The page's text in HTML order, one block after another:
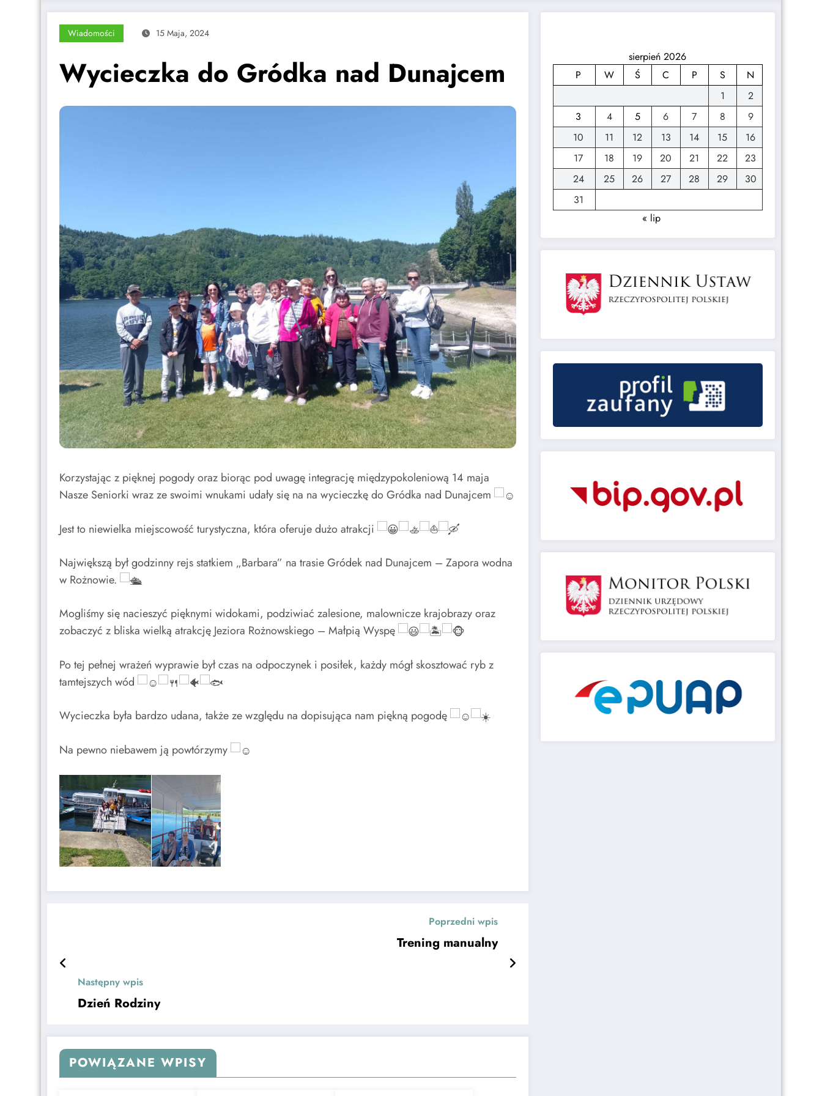
Wiadomości 15 Maja, 2024
Wycieczka do Gródka nad Dunajcem
Korzystając z pięknej pogody oraz biorąc pod uwagę integrację międzypokoleniową 14 maja
Nasze Seniorki wraz ze swoimi wnukami udały się na na wycieczkę do Gródka nad Dunajcem
Jest to niewielka miejscowość turystyczna, która oferuje dużo atrakcji
Największą był godzinny rejs statkiem „Barbara” na trasie Gródek nad Dunajcem – Zapora wodna
w Rożnowie.
Mogliśmy się nacieszyć pięknymi widokami, podziwiać zalesione, malownicze krajobrazy oraz
zobaczyć z bliska wielką atrakcję Jeziora Rożnowskiego – Małpią Wyspę
Po tej pełnej wrażeń wyprawie był czas na odpoczynek i posiłek, każdy mógł skosztować ryb z
tamtejszych wód
Wycieczka była bardzo udana, także ze względu na dopisująca nam piękną pogodę
Na pewno niebawem ją powtórzymy
Poprzedni wpis
Trening manualny
Następny wpis
Dzień Rodziny
POWIĄZANE WPISY
sierpień 2026
P
W Ś C P S
N
1
2
3
4 5 6 7 8
9
10
11 12 13 14 15
16
17
18 19 20 21 22
23
24
25 26 27 28 29
30
31
« lip